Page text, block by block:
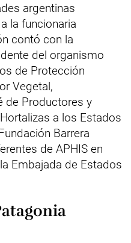
argentinas
la funcionaria
contó con la
del organismo
de Protección
Vegetal,
de Productores y
a los Estados
Barrera
de APHIS en
Embajada de Estados